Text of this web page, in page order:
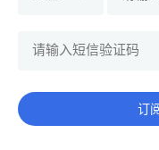
订